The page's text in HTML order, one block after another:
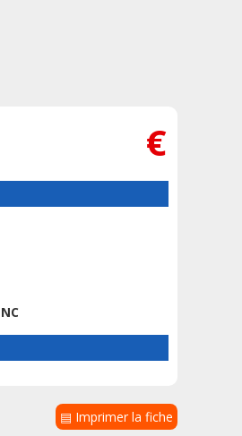
€
NC
▤ Imprimer la fiche